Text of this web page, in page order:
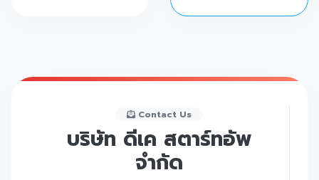
Contact Us
บริษัท ดีเค สตาร์ทอัพ
จำกัด